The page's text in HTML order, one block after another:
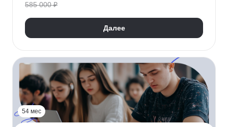
GR-менеджмент
Цифровая трансформация бизнеса
Противодействие коррупции
585 000 ₽
Далее
54 мес